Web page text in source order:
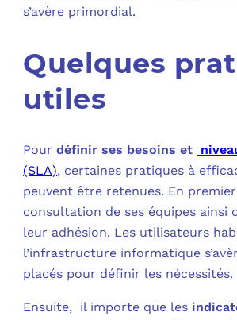
s’avère primordial.
Quelques
utiles
Pourdéfinir ses besoins et
(SLA), certaines pratiques à
peuvent être retenues. En
consultation de ses équipes ainsi
leur adhésion. Les utilisateurs
l’infrastructure informatique
placés pour définir les nécessités.
Ensuite, il importe que les